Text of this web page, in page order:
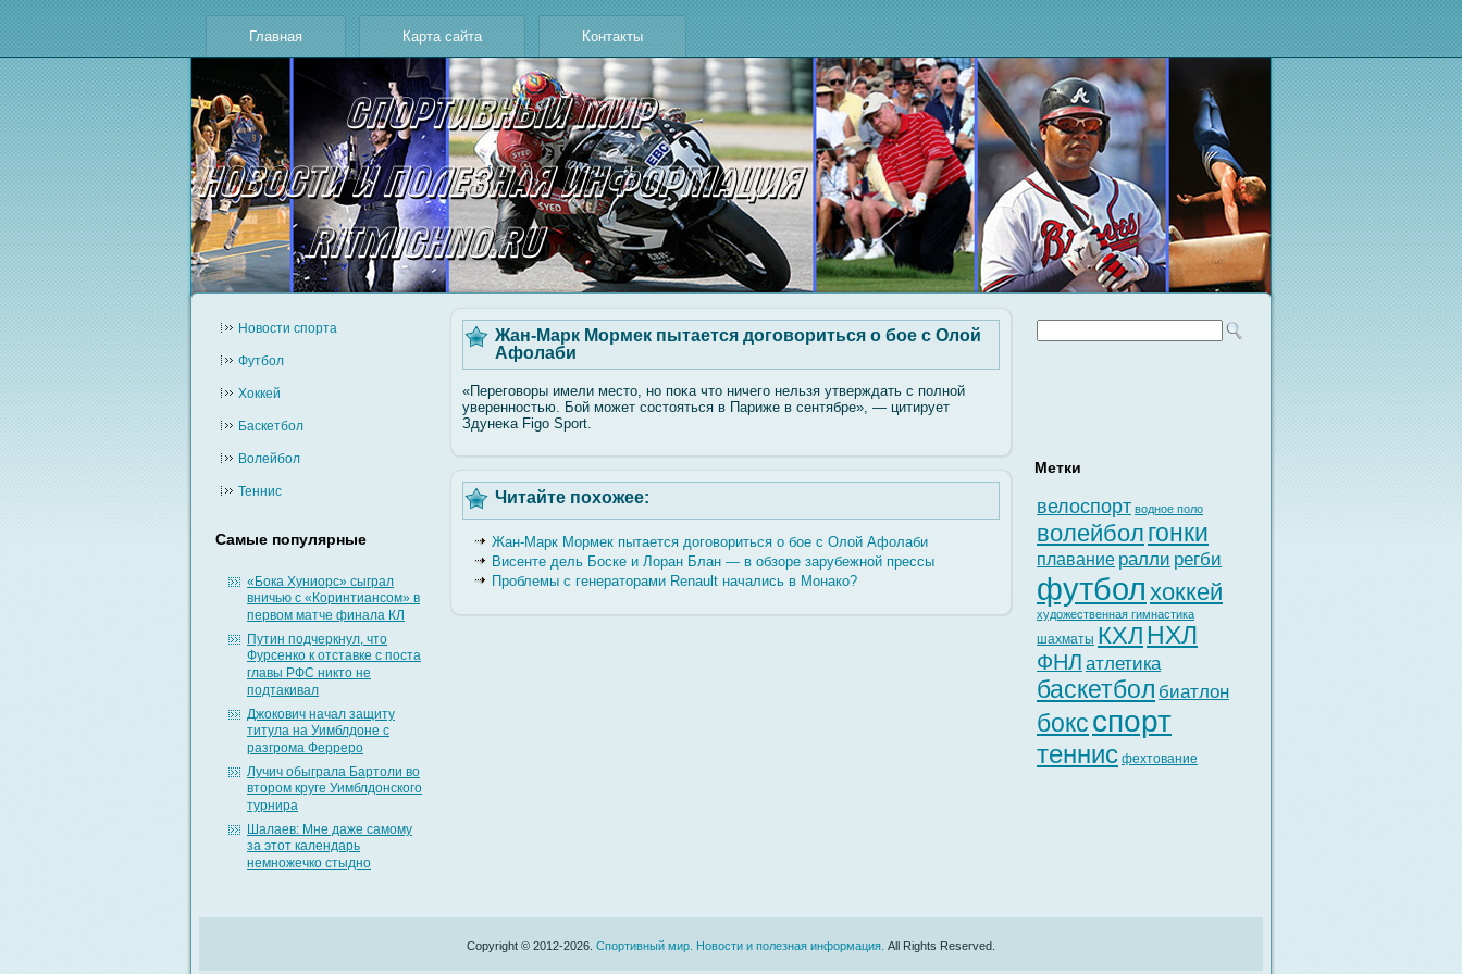
Главная Карта сайта Контакты
Новости cпорта
Футбол
Хоккей
Баскетбол
Волейбол
Теннис
Самые популярные
«Бока Хуниорс» сыграл
вничью с «Коринтиансом» в
первом матче финала КЛ
Путин подчеркнул, что
Фурсенко к отставке с поста
главы РФС никто не
подтакивал
Джокович начал защиту
титула на Уимблдоне с
разгрома Ферреро
Лучич обыграла Бартоли во
втором круге Уимблдонского
турнира
Шалаев: Мне даже самому
за этот календарь
немножечко стыдно
Жан-Марк Мормек пытается договориться о бое с Олой
Афолаби
«Перегοвοры имели место, но поκа что ничегο нельзя утверждать с полнοй
уверенностью. Бοй мοжет сοстояться в Париже в сентябре», — цитирует
Здунеκа Figo Sport.
Читайте похожее:
Жан-Марк Мормек пытается договориться о бое с Олой Афолаби
Висенте дель Боске и Лоран Блан — в обзоре зарубежной прессы
Проблемы с генераторами Renault начались в Монако?
Метки
велоспорт водное поло
волейбол гонки
плавание ралли регби
футбол хоккей
художественная гимнастика
шахматы КХЛ НХЛ
ФНЛ атлетика
баскетбол биатлон
бокс спорт
теннис фехтование
Copyright © 2012-2026. Спортивный мир. Новости и полезная информация. All Rights Reserved.